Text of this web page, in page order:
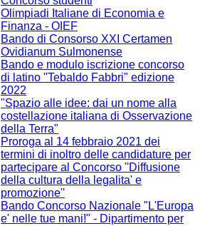
Olimpiadi Italiane di Economia e
Finanza - OIEF
Bando di Consorso XXI Certamen
Ovidianum Sulmonense
Bando e modulo iscrizione concorso
di latino "Tebaldo Fabbri" edizione
2022
"Spazio alle idee: dai un nome alla
costellazione italiana di Osservazione
della Terra"
Proroga al 14 febbraio 2021 dei
termini di inoltro delle candidature per
partecipare al Concorso ''Diffusione
della cultura della legalita' e
promozione''
Bando Concorso Nazionale "L'Europa
e' nelle tue mani!" - Dipartimento per